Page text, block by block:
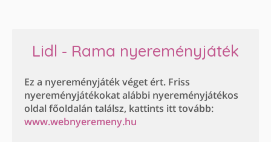
Lidl - Rama nyereményjáték
Ez a nyereményjáték véget ért. Friss
nyereményjátékokat alábbi nyereményjátékos
oldal főoldalán találsz, kattints itt tovább:
www.webnyeremeny.hu